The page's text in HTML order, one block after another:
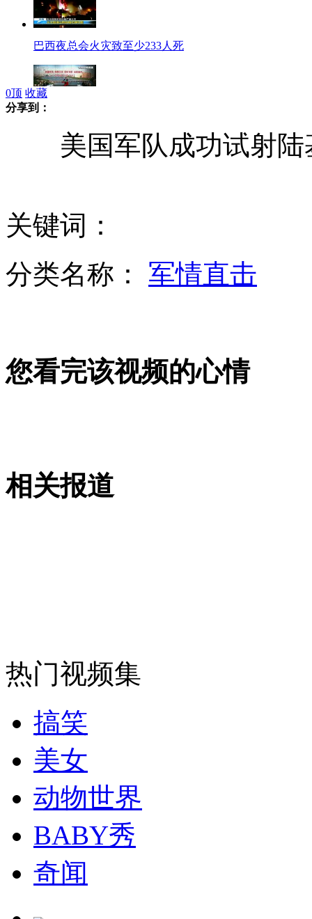
巴西夜总会火灾致至少233人死
"好声音"炮轰"我是歌手":表演成分重
网传好坏零食一览表 专家称很靠谱
外交部：有关国家言论片面不公正
安徽一实载49人客车翻车
走！跟着总书记去植树
消防员救轻生者
0顶 收藏
分享到：
美国军队成功试射陆
关键词：
分类名称： 军情直击
您看完该视频的心情
相关报道
热门视频集
搞笑
美女
动物世界
BABY秀
奇闻